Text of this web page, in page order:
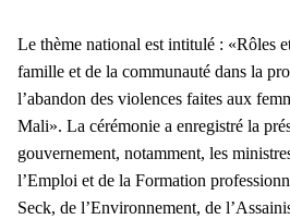
Le thème national est intitulé : «Rôles
famille et de la communauté dans la
l’abandon des violences faites aux
Mali». La cérémonie a enregistré la
gouvernement, notamment, les
l’Emploi et de la Formation
Seck, de l’Environnement, de